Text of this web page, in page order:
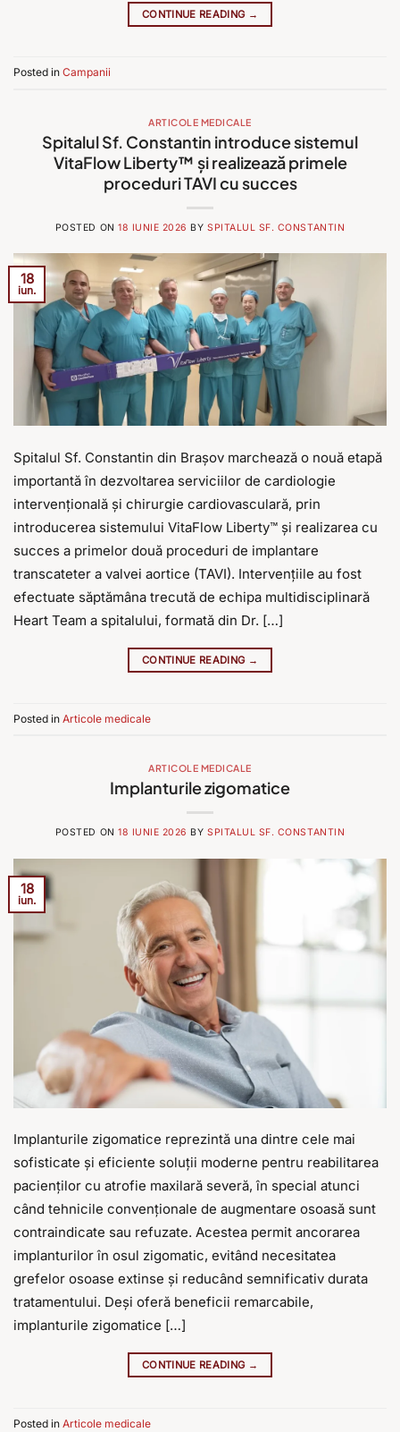
CONTINUE READING →
Posted in Campanii
ARTICOLE MEDICALE
Spitalul Sf. Constantin introduce sistemul
VitaFlow Liberty™️ și realizează primele
proceduri TAVI cu succes
POSTED ON18 IUNIE 2026 BYSPITALUL SF. CONSTANTIN
18
iun.
Spitalul Sf. Constantin din Brașov marchează o nouă etapă
importantă în dezvoltarea serviciilor de cardiologie
intervențională și chirurgie cardiovasculară, prin
introducerea sistemului VitaFlow Liberty™️ și realizarea cu
succes a primelor două proceduri de implantare
transcateter a valvei aortice (TAVI). Intervențiile au fost
efectuate săptămâna trecută de echipa multidisciplinară
Heart Team a spitalului, formată din Dr. […]
CONTINUE READING →
Posted in Articole medicale
ARTICOLE MEDICALE
Implanturile zigomatice
POSTED ON18 IUNIE 2026 BYSPITALUL SF. CONSTANTIN
18
iun.
Implanturile zigomatice reprezintă una dintre cele mai
sofisticate şi eficiente soluţii moderne pentru reabilitarea
pacienţilor cu atrofie maxilară severă, în special atunci
când tehnicile convenţionale de augmentare osoasă sunt
contraindicate sau refuzate. Acestea permit ancorarea
implanturilor în osul zigomatic, evitând necesitatea
grefelor osoase extinse şi reducând semnificativ durata
tratamentului. Deşi oferă beneficii remarcabile,
implanturile zigomatice […]
CONTINUE READING →
Posted in Articole medicale